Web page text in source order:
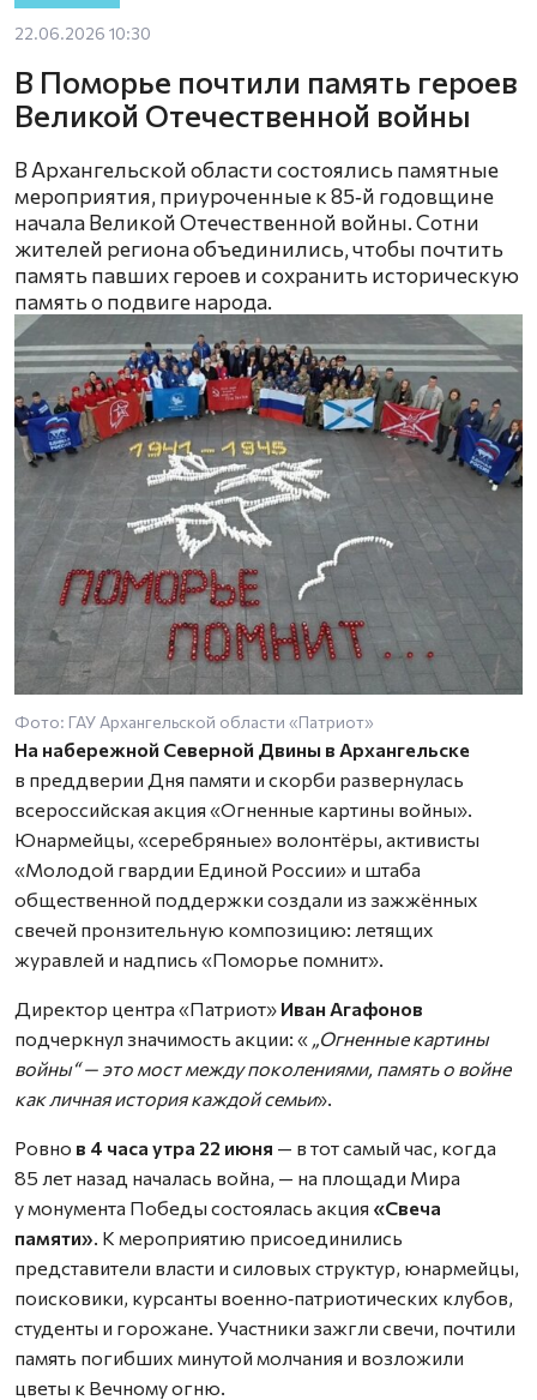
22.06.2026 10:30
В Поморье почтили память героев
Великой Отечественной войны
В Архангельской области состоялись памятные
мероприятия, приуроченные к 85‑й годовщине
начала Великой Отечественной войны. Сотни
жителей региона объединились, чтобы почтить
память павших героев и сохранить историческую
память о подвиге народа.
Фото: ГАУ Архангельской области «Патриот»
На набережной Северной Двины в Архангельске
в преддверии Дня памяти и скорби развернулась
всероссийская акция «Огненные картины войны».
Юнармейцы, «серебряные» волонтёры, активисты
«Молодой гвардии Единой России» и штаба
общественной поддержки создали из зажжённых
свечей пронзительную композицию: летящих
журавлей и надпись «Поморье помнит».
Директор центра «Патриот» Иван Агафонов
подчеркнул значимость акции: « „Огненные картины
войны“ — это мост между поколениями, память о войне
как личная история каждой семьи».
Ровно в 4 часа утра 22 июня — в тот самый час, когда
85 лет назад началась война, — на площади Мира
у монумента Победы состоялась акция «Свеча
памяти» . К мероприятию присоединились
представители власти и силовых структур, юнармейцы,
поисковики, курсанты военно‑патриотических клубов,
студенты и горожане. Участники зажгли свечи, почтили
память погибших минутой молчания и возложили
цветы к Вечному огню.